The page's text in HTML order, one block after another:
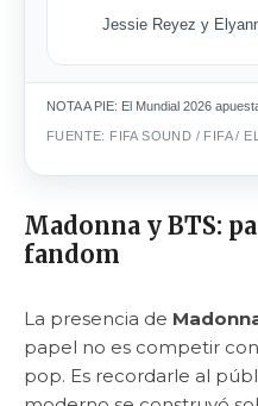
Jessie Reyez y
NOTA A PIE: El Mundial 2026
FUENTE: FIFA SOUND / FIFA /
Madonna y BTS:
fandom
La presencia de
papel no es competir
pop. Es recordarle al